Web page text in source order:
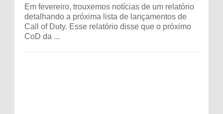
Em fevereiro, trouxemos notícias de um relatório
detalhando a próxima lista de lançamentos de
Call of Duty. Esse relatório disse que o próximo
CoD da ...